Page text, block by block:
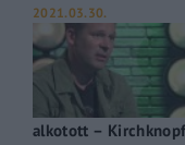
2021.03.30.
alkotott –